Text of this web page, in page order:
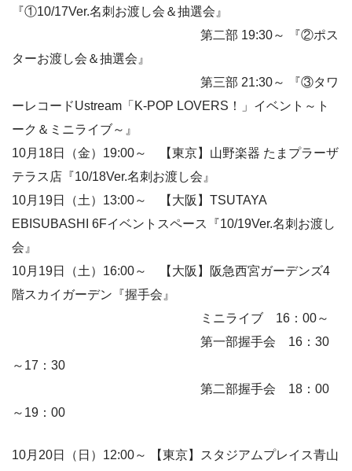
『①10/17Ver.名刺お渡し会＆抽選会』
第二部 19:30～ 『②ポス
ターお渡し会＆抽選会』
第三部 21:30～ 『③タワ
ーレコードUstream「K-POP LOVERS！」イベント～ト
ーク＆ミニライブ～』
10月18日（金）19:00～ 【東京】山野楽器 たまプラーザ
テラス店『10/18Ver.名刺お渡し会』
10月19日（土）13:00～ 【大阪】TSUTAYA
EBISUBASHI 6Fイベントスペース『10/19Ver.名刺お渡し
会』
10月19日（土）16:00～ 【大阪】阪急西宮ガーデンズ4
階スカイガーデン『握手会』
ミニライブ 16：00～
第一部握手会 16：30
～17：30
第二部握手会 18：00
～19：00
10月20日（日）12:00～ 【東京】スタジアムプレイス青山